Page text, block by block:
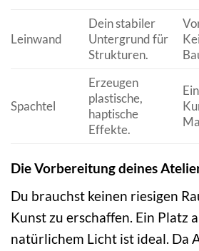
Leinwand
Dein stabiler
Untergrund für
Strukturen.
Spachtel
Erzeugen
plastische,
haptische
Effekte.
Die Vorbereitung deines
Du brauchst keinen riesigen
Kunst zu erschaffen. Ein Platz
natürlichem Licht ist ideal. Da